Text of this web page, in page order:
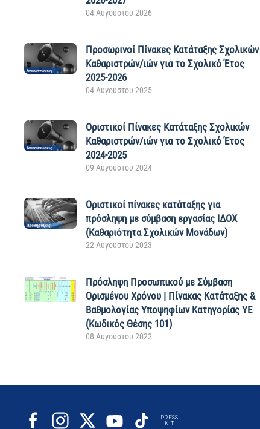
04 Αυγούστου 2026
Προσωρινοί Πίνακες Κατάταξης Σχολικών
Καθαριστρών/ιών για το Σχολικό Έτος
2025-2026
04 Αυγούστου 2025
Οριστικοί Πίνακες Κατάταξης Σχολικών
Καθαριστρών/ιών για το Σχολικό Έτος
2024-2025
09 Αυγούστου 2024
Οριστικοί πίνακες κατάταξης για
πρόσληψη με σύμβαση εργασίας ΙΔΟΧ
(Καθαριότητα Σχολικών Μονάδων)
22 Αυγούστου 2023
Πρόσληψη Προσωπικού με Σύμβαση
Ορισμένου Χρόνου | Πίνακας Κατάταξης &
Βαθμολογίας Υποψηφίων Κατηγορίας ΥΕ
(Κωδικός Θέσης 101)
08 Αυγούστου 2022
PRESS
KIT